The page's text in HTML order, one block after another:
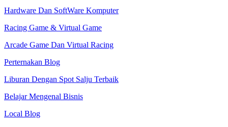
Hardware Dan SoftWare Komputer
Racing Game & Virtual Game
Arcade Game Dan Virtual Racing
Perternakan Blog
Liburan Dengan Spot Salju Terbaik
Belajar Mengenal Bisnis
Local Blog